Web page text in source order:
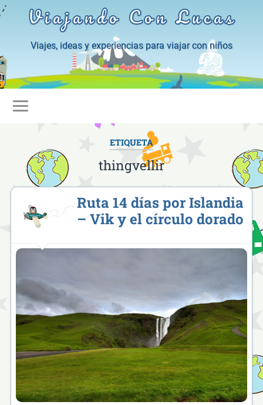
Viajando Con Lucas
Viajes, ideas y experiencias para viajar con niños
ETIQUETA
thingvellir
Ruta 14 días por Islandia
– Vik y el círculo dorado